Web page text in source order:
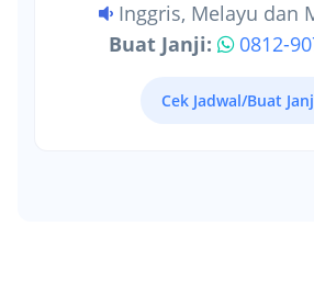
Inggris, Melayu dan
Buat Janji:
0812-
Cek Jadwal/Buat